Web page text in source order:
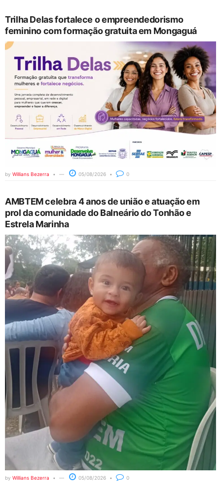
Trilha Delas fortalece o empreendedorismo
feminino com formação gratuita em Mongaguá
by Willians Bezerra 05/08/2026 0
AMBTEM celebra 4 anos de união e atuação em
prol da comunidade do Balneário do Tonhão e
Estrela Marinha
by Willians Bezerra 05/08/2026 0